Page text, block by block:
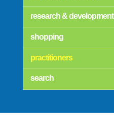
research & development
shopping
practitioners